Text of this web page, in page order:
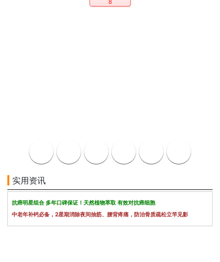
8
实用资讯
抗癌明星组合 多年口碑保证！天然植物萃取 有效对抗癌细胞
中老年补钙必备，2星期消除夜间抽筋、腰背疼痛，防治骨质疏松立竿见影